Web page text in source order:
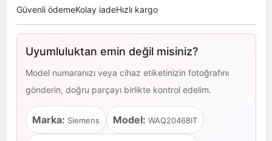
Güvenli ödemeKolay iadeHızlı kargo
Uyumluluktan emin değil misiniz?
Model numaranızı veya cihaz etiketinizin fotoğrafını
gönderin, doğru parçayı birlikte kontrol edelim.
Marka: Siemens Model: WAQ20468IT